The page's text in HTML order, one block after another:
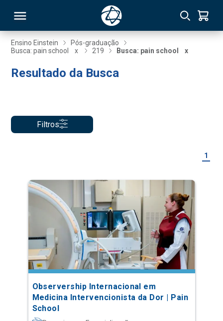
Ensino Einstein
Pós-graduação
Busca: pain school
x 219 Busca: pain school x
Resultado da Busca
Filtros
1
Observership Internacional em
Medicina Intervencionista da Dor | Pain
School